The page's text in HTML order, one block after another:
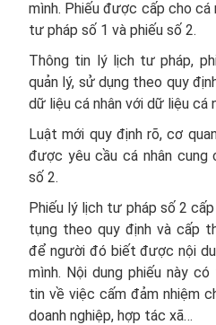
mình. Phiếu được cấp cho cá
tư pháp số 1 và phiếu số 2.
Thông tin lý lịch tư pháp,
quản lý, sử dụng theo quy
dữ liệu cá nhân với dữ liệu cá
Luật mới quy định rõ, cơ
được yêu cầu cá nhân cung
số 2.
Phiếu lý lịch tư pháp số 2
tụng theo quy định và cấp
để người đó biết được nội
mình. Nội dung phiếu này
tin về việc cấm đảm nhiệm
doanh nghiệp, hợp tác xã…